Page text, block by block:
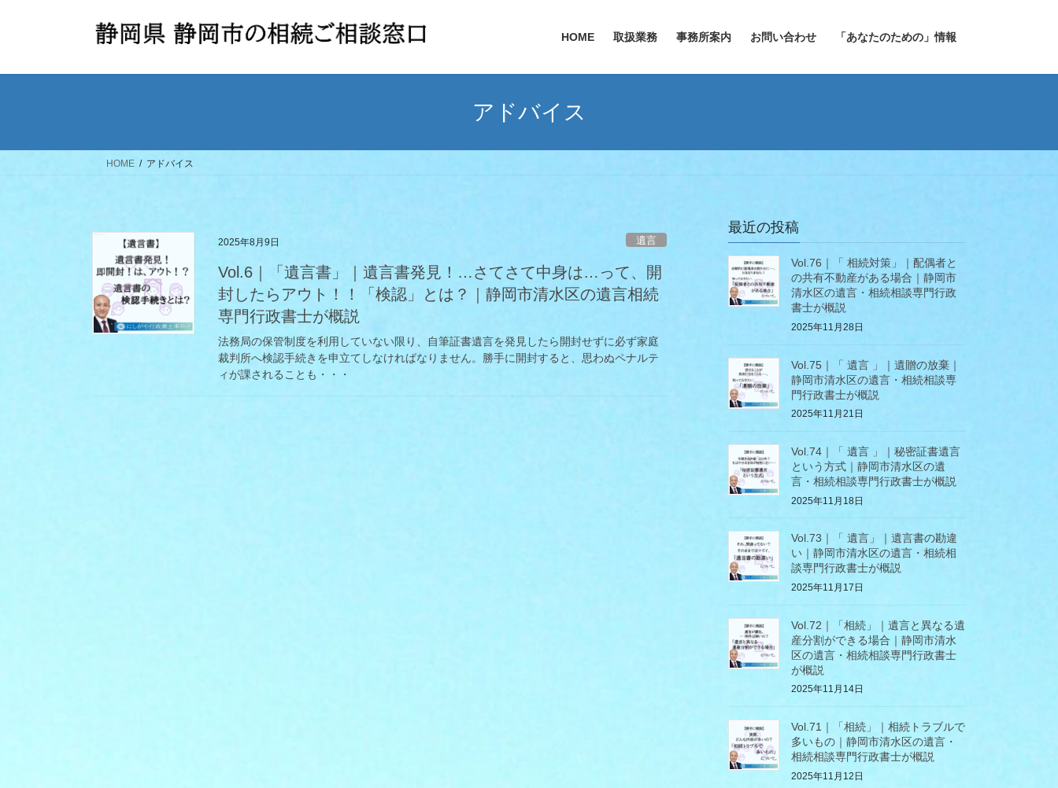
HOME 取扱業務 事務所案内 お問い合わせ 「あなたのための」情報
アドバイス
HOME アドバイス
2025年8月9日 遺言
Vol.6｜「遺言書」｜遺言書発見！…さてさて中身は…って、開
封したらアウト！！「検認」とは？｜静岡市清水区の遺言相続
専門行政書士が概説
法務局の保管制度を利用していない限り、自筆証書遺言を発見したら開封せずに必ず家庭
裁判所へ検認手続きを申立てしなければなりません。勝手に開封すると、思わぬペナルテ
ィが課されることも・・・
最近の投稿
Vol.76｜「 相続対策」｜配偶者と
の共有不動産がある場合｜静岡市
清水区の遺言・相続相談専門行政
書士が概説
2025年11月28日
Vol.75｜「 遺言 」｜遺贈の放棄｜
静岡市清水区の遺言・相続相談専
門行政書士が概説
2025年11月21日
Vol.74｜「 遺言 」｜秘密証書遺言
という方式｜静岡市清水区の遺
言・相続相談専門行政書士が概説
2025年11月18日
Vol.73｜「 遺言」｜遺言書の勘違
い｜静岡市清水区の遺言・相続相
談専門行政書士が概説
2025年11月17日
Vol.72｜「相続」｜遺言と異なる遺
産分割ができる場合｜静岡市清水
区の遺言・相続相談専門行政書士
が概説
2025年11月14日
Vol.71｜「相続」｜相続トラブルで
多いもの｜静岡市清水区の遺言・
相続相談専門行政書士が概説
2025年11月12日